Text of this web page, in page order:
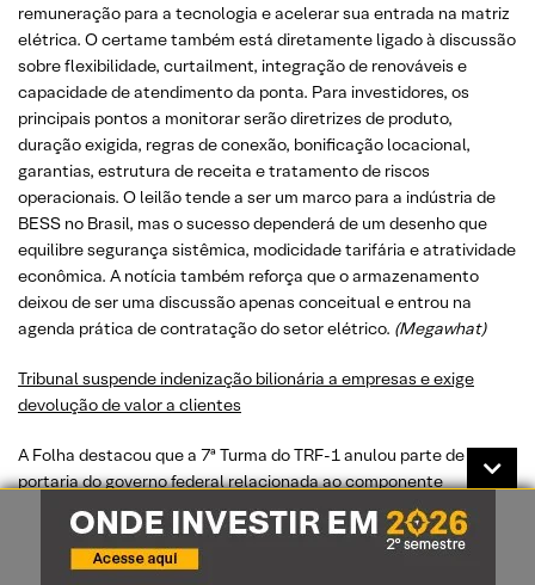
remuneração para a tecnologia e acelerar sua entrada na matriz
elétrica. O certame também está diretamente ligado à discussão
sobre flexibilidade, curtailment, integração de renováveis e
capacidade de atendimento da ponta. Para investidores, os
principais pontos a monitorar serão diretrizes de produto,
duração exigida, regras de conexão, bonificação locacional,
garantias, estrutura de receita e tratamento de riscos
operacionais. O leilão tende a ser um marco para a indústria de
BESS no Brasil, mas o sucesso dependerá de um desenho que
equilibre segurança sistêmica, modicidade tarifária e atratividade
econômica. A notícia também reforça que o armazenamento
deixou de ser uma discussão apenas conceitual e entrou na
agenda prática de contratação do setor elétrico. (Megawhat)
Tribunal suspende indenização bilionária a empresas e exige
devolução de valor a clientes
A Folha destacou que a 7ª Turma do TRF-1 anulou parte de uma
portaria do governo federal relacionada ao componente
financeiro da RBSE, determinando a interrupção de pagamentos
via tarifas e a compensação aos consumidores dos valores já
pagos. A decisão afeta principalmente transmissoras com saldos